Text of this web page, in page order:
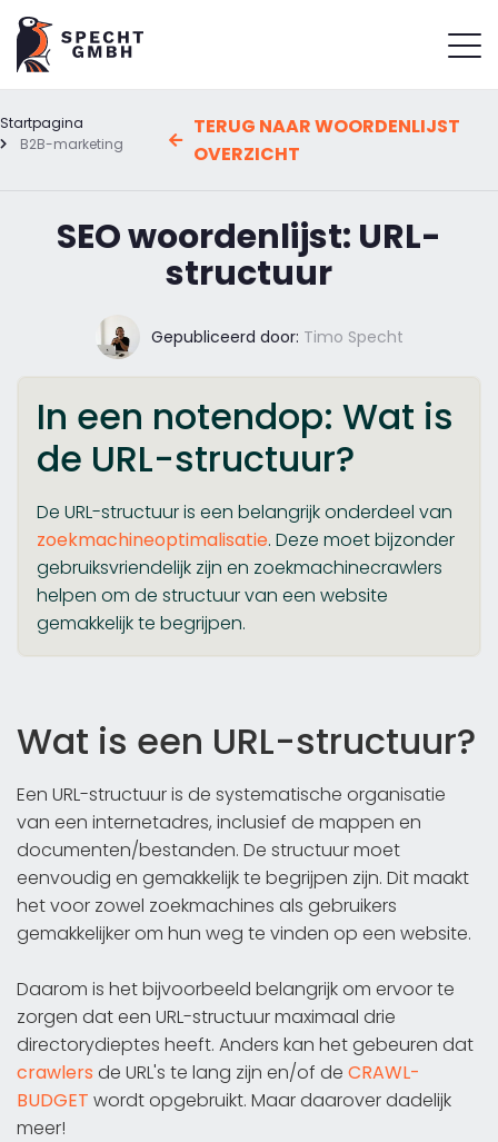
Startpagina
B2B-marketing
TERUG NAAR WOORDENLIJST
OVERZICHT
SEO woordenlijst: URL-
structuur
Gepubliceerd door: Timo Specht
In een notendop: Wat is
de URL-structuur?
De URL-structuur is een belangrijk onderdeel van
zoekmachineoptimalisatie. Deze moet bijzonder
gebruiksvriendelijk zijn en zoekmachinecrawlers
helpen om de structuur van een website
gemakkelijk te begrijpen.
Wat is een URL-structuur?
Een URL-structuur is de systematische organisatie
van een internetadres, inclusief de mappen en
documenten/bestanden. De structuur moet
eenvoudig en gemakkelijk te begrijpen zijn. Dit maakt
het voor zowel zoekmachines als gebruikers
gemakkelijker om hun weg te vinden op een website.
Daarom is het bijvoorbeeld belangrijk om ervoor te
zorgen dat een URL-structuur maximaal drie
directorydieptes heeft. Anders kan het gebeuren dat
crawlers de URL's te lang zijn en/of de CRAWL-
BUDGET wordt opgebruikt. Maar daarover dadelijk
meer!